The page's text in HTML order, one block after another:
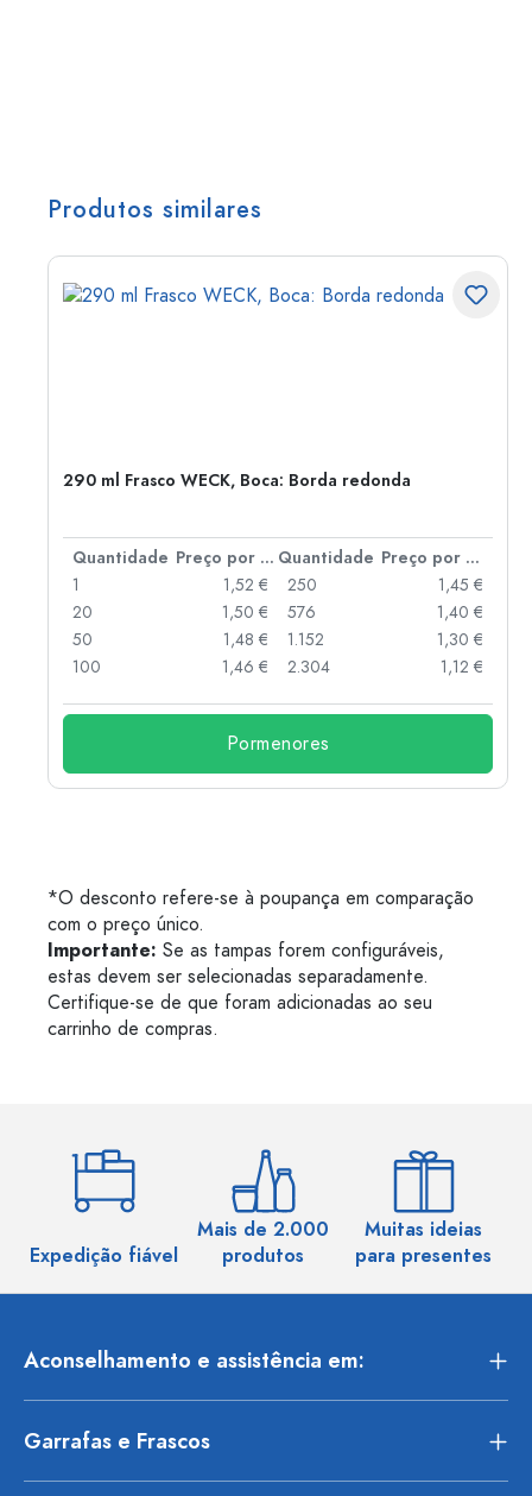
Produtos similares
290 ml Frasco WECK, Boca: Borda redonda
Quantidade Preço por peça Quantidade
Preço por peça
1
1,52 €
20
1,50 €
50
1,48 €
100
1,46 €
250
1,45 €
576
1,40 €
1.152
1,30 €
2.304
1,12 €
Pormenores
*O desconto refere-se à poupança em comparação
com o preço único.
Importante: Se as tampas forem configuráveis,
estas devem ser selecionadas separadamente.
Certifique-se de que foram adicionadas ao seu
carrinho de compras.
Expedição fiável
Mais de 2.000
produtos
Muitas ideias
para presentes
Aconselhamento e assistência em:
Garrafas e Frascos